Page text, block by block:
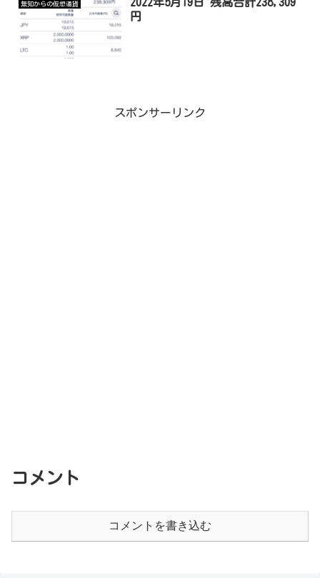
無知からの仮想通貨
円
スポンサーリンク
コメント
コメントを書き込む